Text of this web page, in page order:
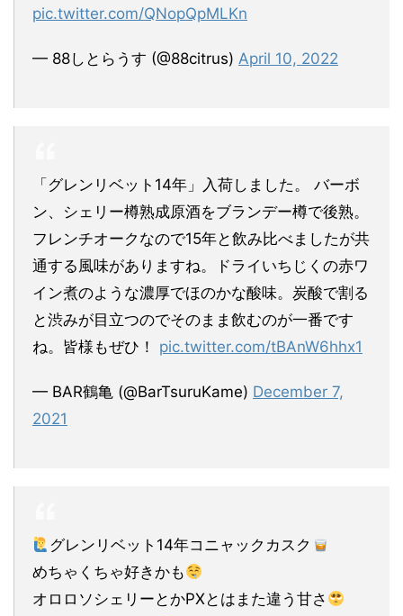
pic.twitter.com/QNopQpMLKn
— 88しとらうす (@88citrus) April 10, 2022
「グレンリベット14年」入荷しました。 バーボ
ン、シェリー樽熟成原酒をブランデー樽で後熟。
フレンチオークなので15年と飲み比べましたが共
通する風味がありますね。ドライいちじくの赤ワ
イン煮のような濃厚でほのかな酸味。炭酸で割る
と渋みが目立つのでそのまま飲むのが一番です
ね。皆様もぜひ！ pic.twitter.com/tBAnW6hhx1
— BAR鶴亀 (@BarTsuruKame) December 7,
2021
グレンリベット14年コニャックカスク
めちゃくちゃ好きかも
オロロソシェリーとかPXとはまた違う甘さ